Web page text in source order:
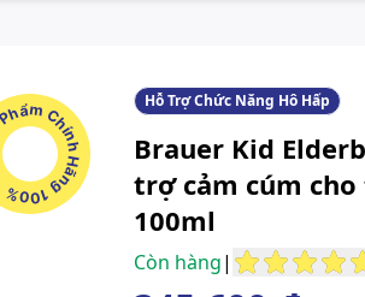
Hãng 100% Hỗ Trợ Chức Năng Hô Hấp
Brauer Kid
trợ cảm cúm
100ml
Còn hàng|